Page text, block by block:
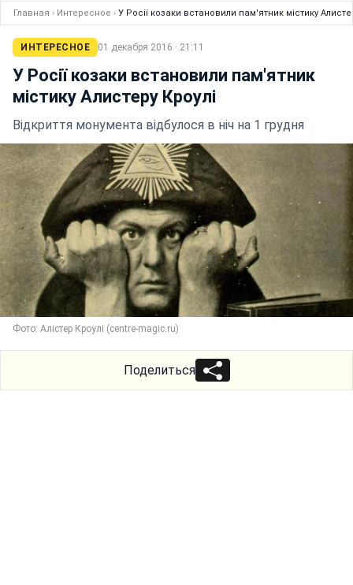
Главная › Интересное › У Росії козаки встановили пам'ятник містику
ИНТЕРЕСНОЕ 01 декабря 2016 · 21:11
У Росії козаки встановили пам'ятник
містику Алистеру Кроулі
Відкриття монумента відбулося в ніч на 1 грудня
Фото: Алістер Кроулі (centre-magic.ru)
Поделиться